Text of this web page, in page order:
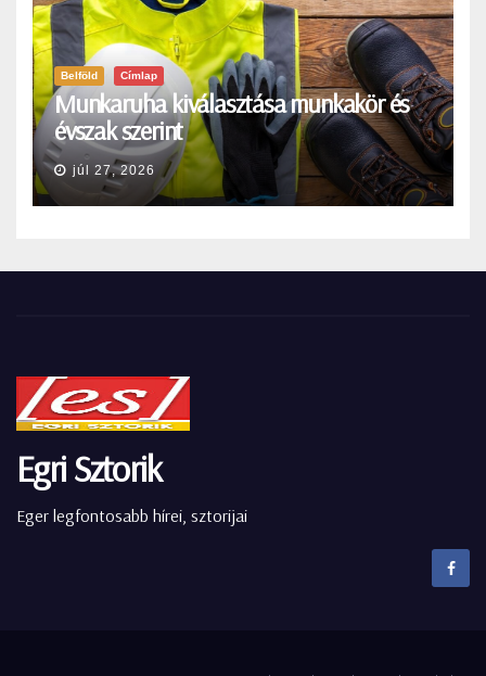
Belföld Címlap
Munkaruha kiválasztása munkakör és
évszak szerint
júl 27, 2026
Egri Sztorik
Eger legfontosabb hírei, sztorijai